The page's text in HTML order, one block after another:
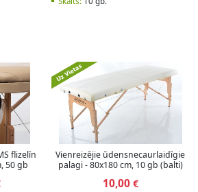
flizelīn
50 gb
Vienreizējie ūdensnecaurlaidīgie
palagi - 80x180 cm, 10 gb (balti)
10,00€